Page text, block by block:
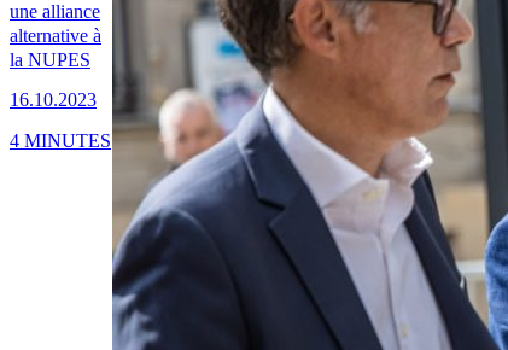
une alliance
alternative à
la NUPES
16.10.2023
4 MINUTES